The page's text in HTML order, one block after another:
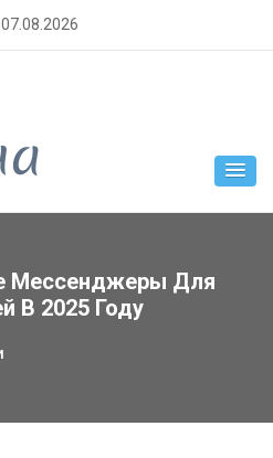
07.08.2026
Мессенджеры Для
В 2025 Году